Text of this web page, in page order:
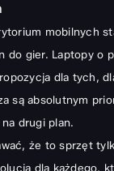
mobilnych
do gier. Laptopy o
dla tych,
są absolutnym
drugi plan.
że to sprzęt
dla każdego,